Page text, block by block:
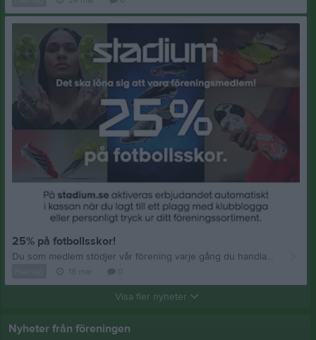
25% på fotbollsskor!
Du som medlem stödjer vår förening varje gång du handlar på Stadium. Nu kan vi hjälpa varandra med ett fint erbjudande bara för dig som föreningsmedlem. Under perioden 19/3 – 19/4 2026, får du 25% rabatt på ett par fotbollsskor eller futsalskor när du online köper ett föreningsplagg, eller i butik stödjer oss som förening på Stadium. Läs mer hur du går tillväga på bilden.
Visa fler nyheter
Nyheter från föreningen